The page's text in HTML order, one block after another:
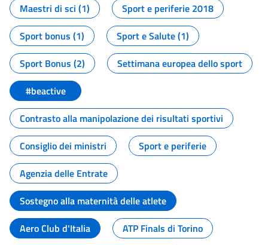
Maestri di sci (1)
Sport e periferie 2018
Sport bonus (1)
Sport e Salute (1)
Sport Bonus (2)
Settimana europea dello sport
#beactive
Contrasto alla manipolazione dei risultati sportivi
Consiglio dei ministri
Sport e periferie
Agenzia delle Entrate
Sostegno alla maternità delle atlete
Aero Club d'Italia
ATP Finals di Torino